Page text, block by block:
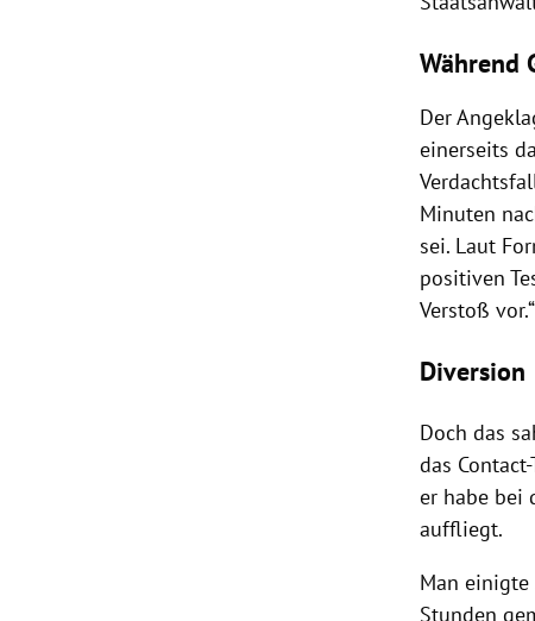
Während
Der
einerseits
Minuten
sei. Laut
positiven
Verstoß vor.“
Diversion
Doch das
das
er habe bei
auffliegt.
Man einigte
Stunden